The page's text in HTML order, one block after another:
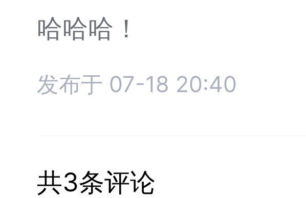
哈哈哈！
发布于 07-18 20:40
共3条评论